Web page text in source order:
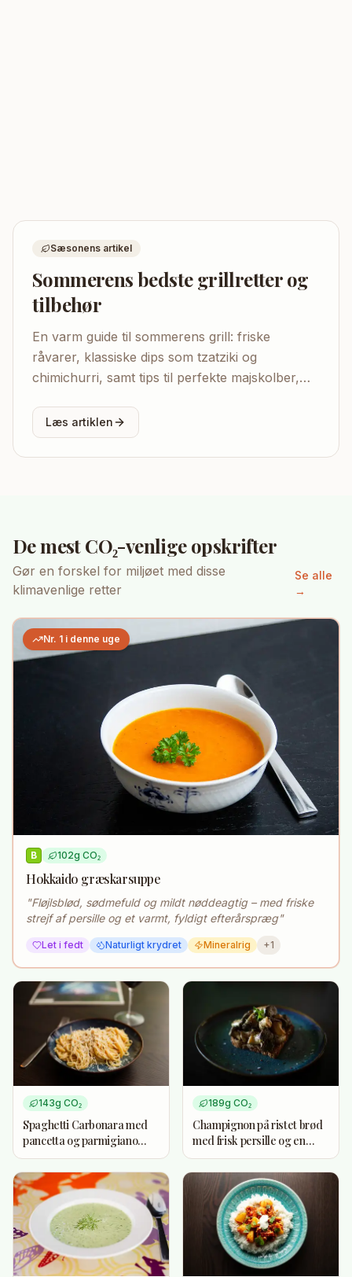
Sæsonens artikel
Sommerens bedste grillretter og
tilbehør
En varm guide til sommerens grill: friske
råvarer, klassiske dips som tzatziki og
chimichurri, samt tips til perfekte majskolber,
Læs artiklen
De mest CO₂-venlige opskrifter
Gør en forskel for miljøet med disse
klimavenlige retter
Se alle
→
Nr. 1 i denne uge
B 102g CO₂
Hokkaido græskarsuppe
"Fløjlsblød, sødmefuld og mildt nøddeagtig – med friske
strejf af persille og et varmt, fyldigt efterårspræg"
Let i fedt Naturligt krydret Mineralrig +1
143g CO₂
Spaghetti Carbonara med
pancetta og parmigiano
reggiano
189g CO₂
Champignon på ristet brød
med frisk persille og en
smule fløde